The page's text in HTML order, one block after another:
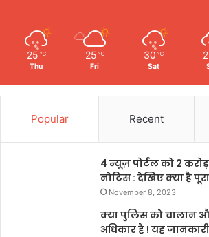
25 ℃
Thu
25 ℃
Fri
30 ℃
Sat
Popular Recent
4 न्यूज़ पोर्टल को 2
नोटिस : देखिए क्या है
November 8, 2023
क्या पुलिस को चालान
अधिकार है ! यह